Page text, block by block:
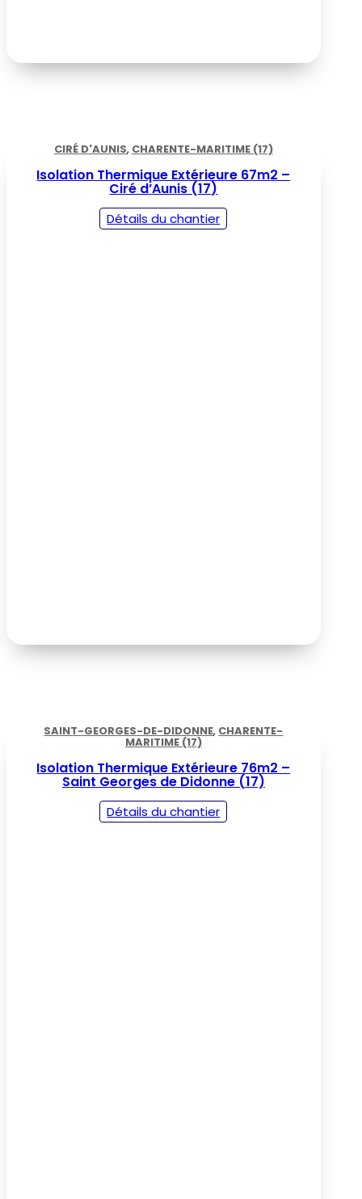
CIRÉ D'AUNIS, CHARENTE-MARITIME (17)
Isolation Thermique Extérieure 67m2 –
Ciré d’Aunis (17)
Détails du chantier
SAINT-GEORGES-DE-DIDONNE, CHARENTE-
MARITIME (17)
Isolation Thermique Extérieure 76m2 –
Saint Georges de Didonne (17)
Détails du chantier